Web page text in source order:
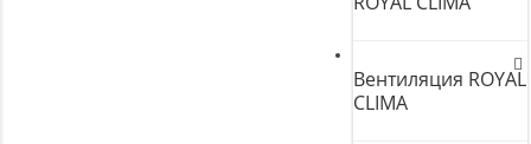
Вентиляция ROYAL
CLIMA